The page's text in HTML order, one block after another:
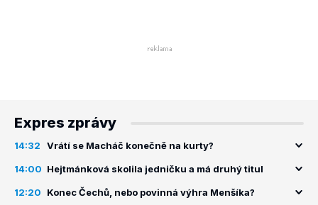
Expres zprávy
14:32 Vrátí se Macháč konečně na kurty?
14:00 Hejtmánková skolila jedničku a má druhý titul
12:20 Konec Čechů, nebo povinná výhra Menšíka?